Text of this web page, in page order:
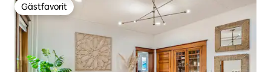
Gästfavorit
Gästfavorit